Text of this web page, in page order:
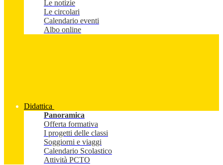
Le notizie
Le circolari
Calendario eventi
Albo online
Didattica
Panoramica
Offerta formativa
I progetti delle classi
Soggiorni e viaggi
Calendario Scolastico
Attività PCTO